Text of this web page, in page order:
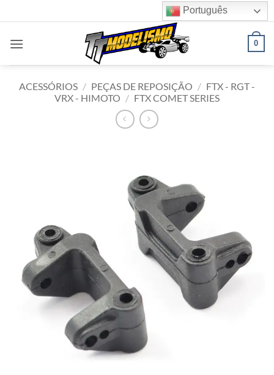
to
content
Português
0
ACESSÓRIOS / PEÇAS DE REPOSIÇÃO / FTX - RGT -
VRX - HIMOTO / FTX COMET SERIES